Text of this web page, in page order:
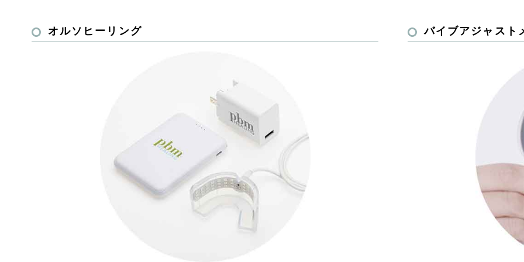
オルソヒーリング バイブアジャスト